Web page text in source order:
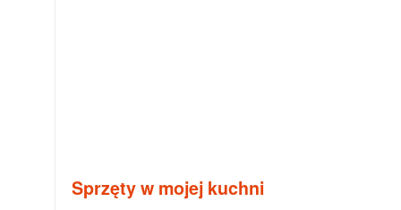
Sprzęty w mojej kuchni